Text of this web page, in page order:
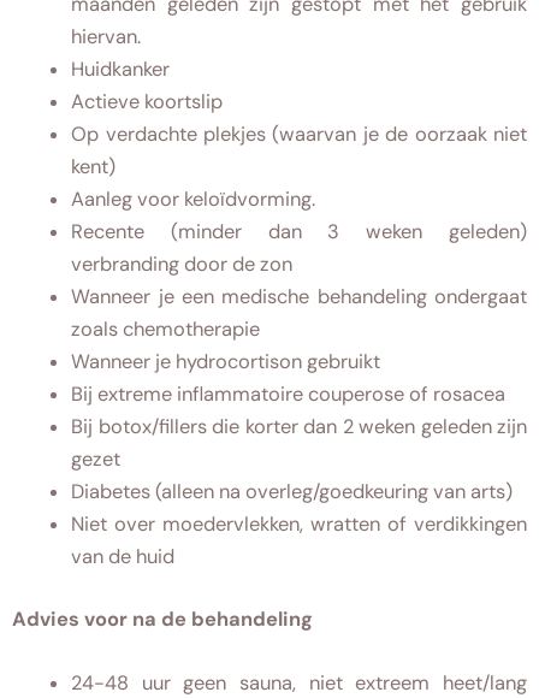
hiervan.
Huidkanker
Actieve koortslip
Op verdachte plekjes (waarvan je de oorzaak niet
kent)
Aanleg voor keloïdvorming.
Recente (minder dan 3 weken geleden)
verbranding door de zon
Wanneer je een medische behandeling ondergaat
zoals chemotherapie
Wanneer je hydrocortison gebruikt
Bij extreme inflammatoire couperose of rosacea
Bij botox/fillers die korter dan 2 weken geleden zijn
gezet
Diabetes (alleen na overleg/goedkeuring van arts)
Niet over moedervlekken, wratten of verdikkingen
van de huid
Advies voor na de behandeling
24-48 uur geen sauna, niet extreem heet/lang